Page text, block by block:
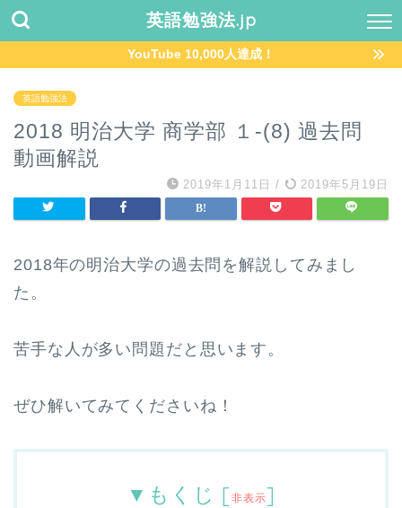
英語勉強法.jp
YouTube 10,000人達成！
英語勉強法
2018 明治大学 商学部 １-(8) 過去問
動画解説
2019年1月11日 / 2019年5月19日
2018年の明治大学の過去問を解説してみまし
た。
苦手な人が多い問題だと思います。
ぜひ解いてみてくださいね！
▼もくじ [ 非表示]